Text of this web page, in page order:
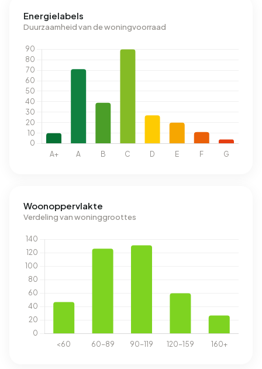
Energielabels
Duurzaamheid van de woningvoorraad
Woonoppervlakte
Verdeling van woninggroottes